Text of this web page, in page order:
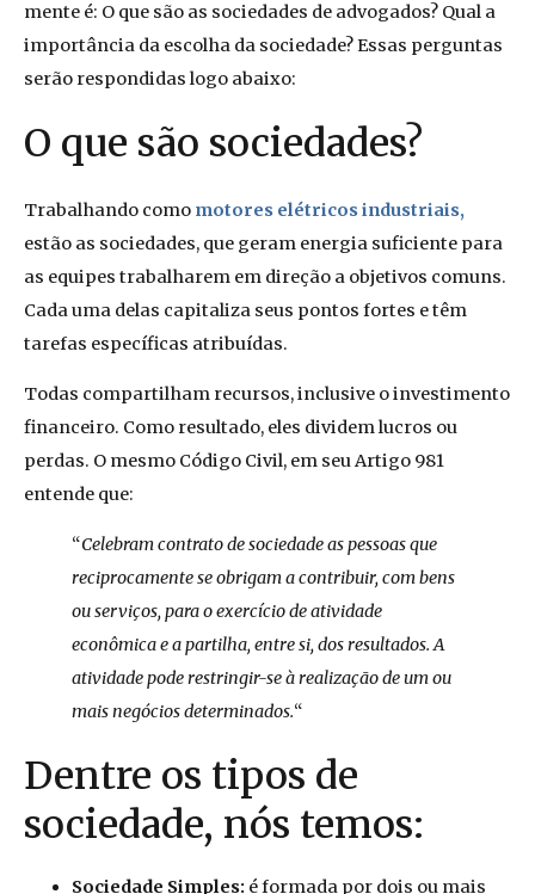
mente é: O que são as sociedades de advogados? Qual a
importância da escolha da sociedade? Essas perguntas
serão respondidas logo abaixo:
O que são sociedades?
Trabalhando como motores elétricos industriais,
estão as sociedades, que geram energia suficiente para
as equipes trabalharem em direção a objetivos comuns.
Cada uma delas capitaliza seus pontos fortes e têm
tarefas específicas atribuídas.
Todas compartilham recursos, inclusive o investimento
financeiro. Como resultado, eles dividem lucros ou
perdas. O mesmo Código Civil, em seu Artigo 981
entende que:
“Celebram contrato de sociedade as pessoas que
reciprocamente se obrigam a contribuir, com bens
ou serviços, para o exercício de atividade
econômica e a partilha, entre si, dos resultados. A
atividade pode restringir-se à realização de um ou
mais negócios determinados.“
Dentre os tipos de
sociedade, nós temos:
Sociedade Simples: é formada por dois ou mais